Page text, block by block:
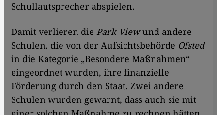
Schullautsprecher abspielen.
Damit verlieren die Park Viewund andere
Schulen, die von der Aufsichtsbehörde Ofsted
in die Kategorie „Besondere Maßnahmen“
eingeordnet wurden, ihre finanzielle
Förderung durch den Staat. Zwei andere
Schulen wurden gewarnt, dass auch sie mit